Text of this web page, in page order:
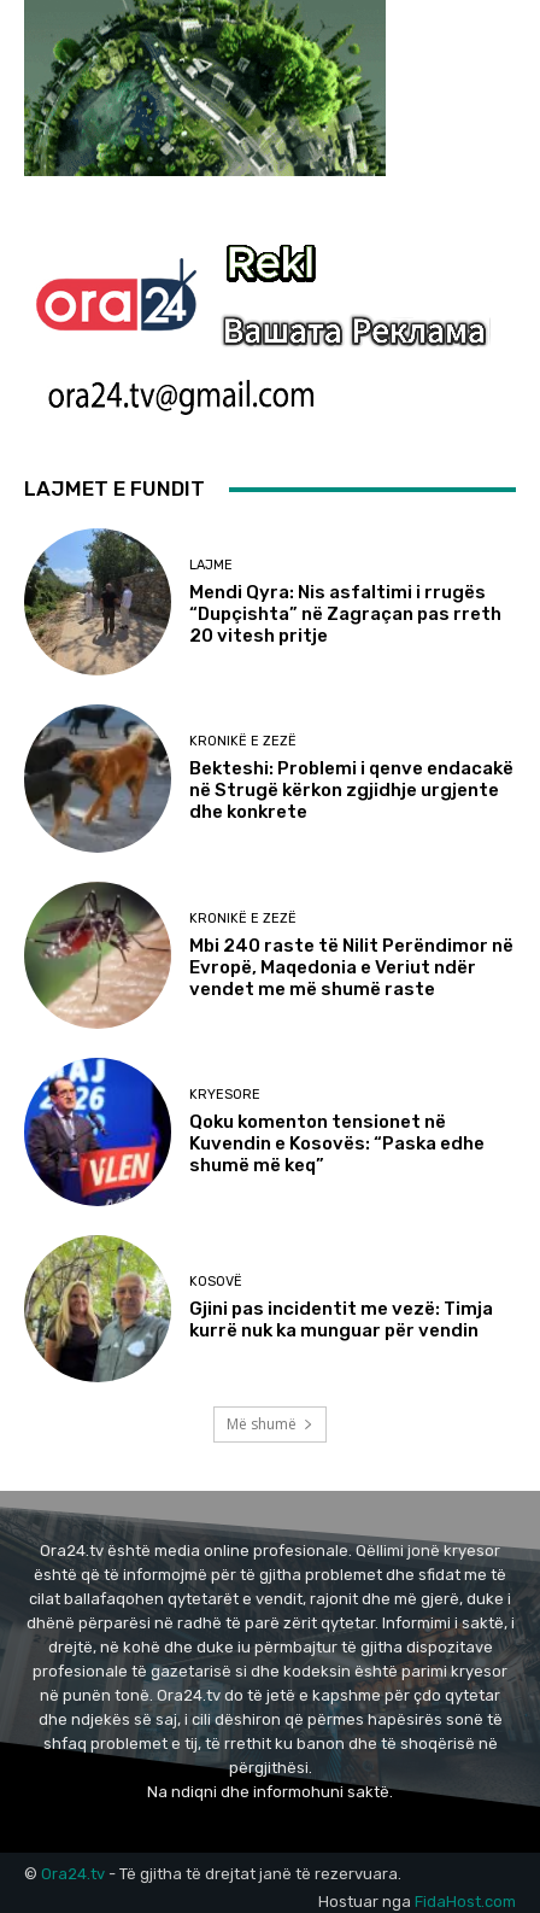
LAJMET E FUNDIT
LAJME
Mendi Qyra: Nis asfaltimi i rrugës
“Dupçishta” në Zagraçan pas rreth
20 vitesh pritje
KRONIKË E ZEZË
Bekteshi: Problemi i qenve endacakë
në Strugë kërkon zgjidhje urgjente
dhe konkrete
KRONIKË E ZEZË
Mbi 240 raste të Nilit Perëndimor në
Evropë, Maqedonia e Veriut ndër
vendet me më shumë raste
KRYESORE
Qoku komenton tensionet në
Kuvendin e Kosovës: “Paska edhe
shumë më keq”
KOSOVË
Gjini pas incidentit me vezë: Timja
kurrë nuk ka munguar për vendin
Më shumë
Ora24.tv është media online profesionale. Qëllimi jonë kryesor
është që të informojmë për të gjitha problemet dhe sfidat me të
cilat ballafaqohen qytetarët e vendit, rajonit dhe më gjerë, duke i
dhënë përparësi në radhë të parë zërit qytetar. Informimi i saktë, i
drejtë, në kohë dhe duke iu përmbajtur të gjitha dispozitave
profesionale të gazetarisë si dhe kodeksin është parimi kryesor
në punën tonë. Ora24.tv do të jetë e kapshme për çdo qytetar
dhe ndjekës së saj, i cili dëshiron që përmes hapësirës sonë të
shfaq problemet e tij, të rrethit ku banon dhe të shoqërisë në
përgjithësi.
Na ndiqni dhe informohuni saktë.
© Ora24.tv - Të gjitha të drejtat janë të rezervuara.
Hostuar nga FidaHost.com